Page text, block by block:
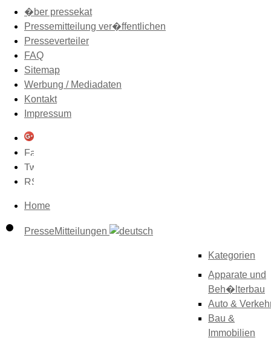
�ber pressekat
Pressemitteilung ver�ffentlichen
Presseverteiler
FAQ
Sitemap
Werbung / Mediadaten
Kontakt
Impressum
Home
PresseMitteilungen
Kategorien
Apparate und
Beh�lterbau
Auto &
Bau &
Immobilien